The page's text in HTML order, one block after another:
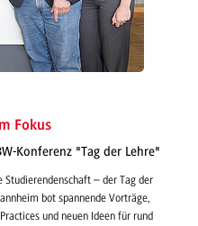
Fokus
Konferenz "Tag der Lehre"
– der Tag der
bot spannende Vorträge,
und neuen Ideen für rund